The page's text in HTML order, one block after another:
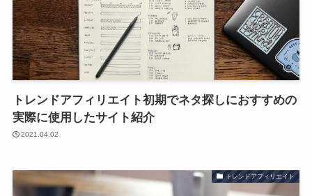
トレンドアフィリエイト初期でネタ探しにおすすめの
実際に使用したサイト紹介
2021.04.02
トレンドアフィリエイト